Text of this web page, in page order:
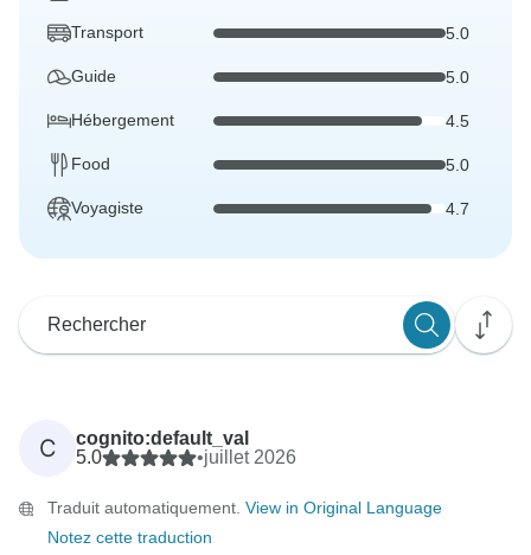
Transport 5.0
Guide 5.0
Hébergement 4.5
Food 5.0
Voyagiste 4.7
C
cognito:default_val
5.0
•juillet 2026
Traduit automatiquement. View in Original Language
Notez cette traduction